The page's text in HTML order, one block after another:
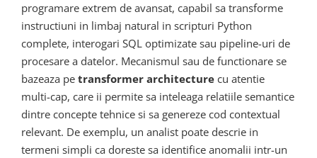
programare extrem de avansat, capabil sa transforme
instructiuni in limbaj natural in scripturi Python
complete, interogari SQL optimizate sau pipeline-uri de
procesare a datelor. Mecanismul sau de functionare se
bazeaza pe transformer architecture cu atentie
multi-cap, care ii permite sa inteleaga relatiile semantice
dintre concepte tehnice si sa genereze cod contextual
relevant. De exemplu, un analist poate descrie in
termeni simpli ca doreste sa identifice anomalii intr-un